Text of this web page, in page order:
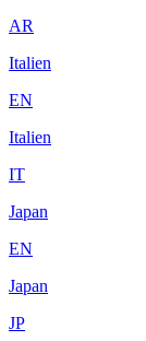
AR
Italien
EN
Italien
IT
Japan
EN
Japan
JP